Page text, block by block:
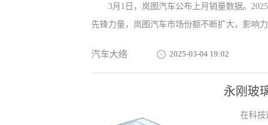
3月1日，岚图汽车公布上月销量数据。
先锋力量，岚图汽车市场份额不断扩大，影响
汽车大络 2025-03-04 19:02
永刚玻
在科技